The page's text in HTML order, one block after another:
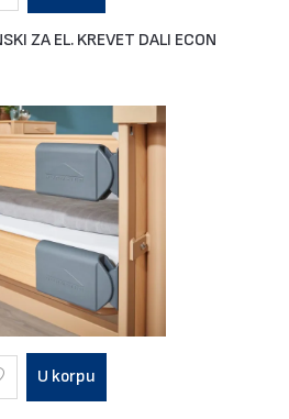
ZA EL. KREVET DALI ECON
U korpu